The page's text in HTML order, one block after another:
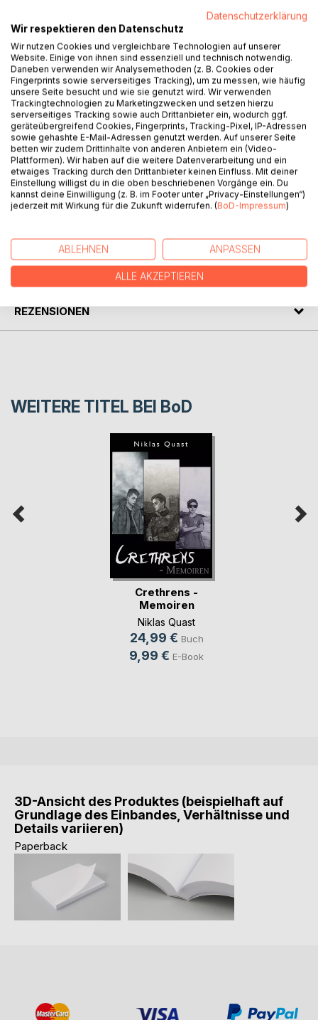
BESCHREIBUNG
Der jugendliche Oskar findet sich inmitten einer
gigantischen Eiswüste mit neunzehn anderen Jugendlichen
wieder. Schon bald erkennen alle, dass sie sich in einem
perfiden Test befinden, bei dem es nicht nur um das blanke
Überleben geht...
AUTOR/IN
REZENSIONEN
WEITERE TITEL BEI BoD
Crethrens -
Memoiren
Niklas Quast
24,99 € Buch
9,99 € E-Book
3D-Ansicht des Produktes (beispielhaft auf
Grundlage des Einbandes, Verhältnisse und
Details variieren)
Paperback
Datenschutzerklärung
Wir respektieren den Datenschutz
Wir nutzen Cookies und vergleichbare Technologien auf unserer
Website. Einige von ihnen sind essenziell und technisch notwendig.
Daneben verwenden wir Analysemethoden (z. B. Cookies oder
Fingerprints sowie serverseitiges Tracking), um zu messen, wie häufig
unsere Seite besucht und wie sie genutzt wird. Wir verwenden
Trackingtechnologien zu Marketingzwecken und setzen hierzu
serverseitiges Tracking sowie auch Drittanbieter ein, wodurch ggf.
geräteübergreifend Cookies, Fingerprints, Tracking-Pixel, IP-Adressen
sowie gehashte E-Mail-Adressen genutzt werden. Auf unserer Seite
betten wir zudem Drittinhalte von anderen Anbietern ein (Video-
Plattformen). Wir haben auf die weitere Datenverarbeitung und ein
etwaiges Tracking durch den Drittanbieter keinen Einfluss. Mit deiner
Einstellung willigst du in die oben beschriebenen Vorgänge ein. Du
kannst deine Einwilligung (z. B. im Footer unter „Privacy-Einstellungen“)
jederzeit mit Wirkung für die Zukunft widerrufen. (BoD-Impressum)
ABLEHNEN ANPASSEN
ALLE AKZEPTIEREN